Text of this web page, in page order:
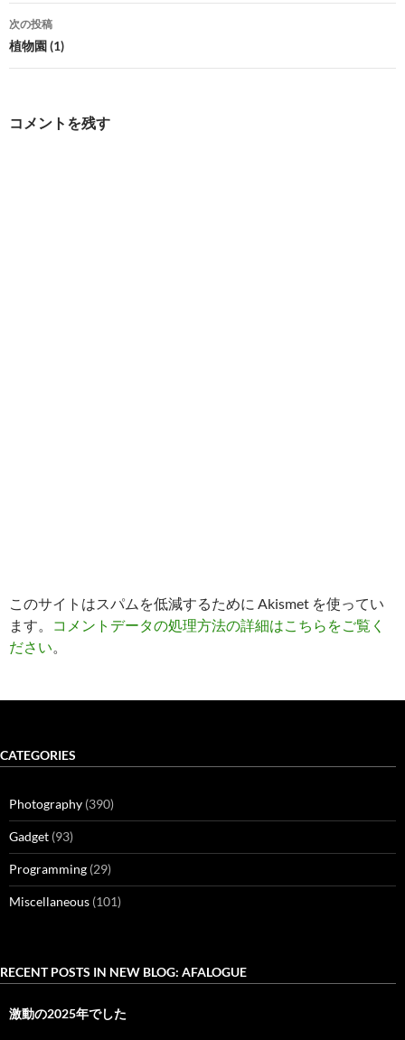
ナ
ビ
ゲ
次の投稿
植物園 (1)
コメントを残す
このサイトはスパムを低減するために Akismet を使ってい
ます。
コメントデータの処理方法の詳細はこちらをご覧く
ださい。
CATEGORIES
Photography (390)
Gadget (93)
Programming (29)
Miscellaneous (101)
RECENT POSTS IN NEW BLOG: AFALOGUE
激動の2025年でした